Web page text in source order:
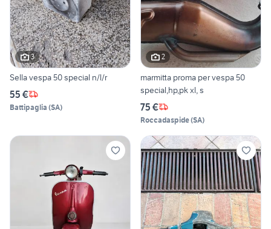
3
Sella vespa 50 special n/l/r
55 €
Battipaglia (SA)
2
marmitta proma per vespa 50
special,hp,pk xl, s
75 €
Roccadaspide(SA)